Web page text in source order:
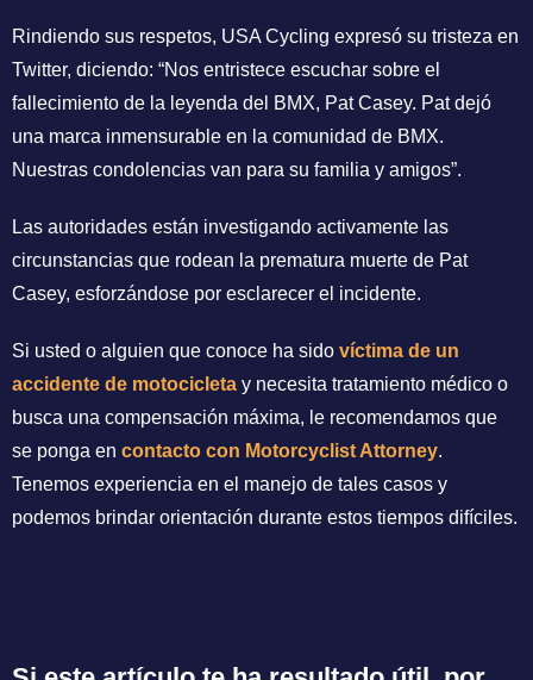
Rindiendo sus respetos, USA Cycling expresó su tristeza en
Twitter, diciendo: “Nos entristece escuchar sobre el
fallecimiento de la leyenda del BMX, Pat Casey. Pat dejó
una marca inmensurable en la comunidad de BMX.
Nuestras condolencias van para su familia y amigos”.
Las autoridades están investigando activamente las
circunstancias que rodean la prematura muerte de Pat
Casey, esforzándose por esclarecer el incidente.
Si usted o alguien que conoce ha sido víctima de un
accidente de motocicleta y necesita tratamiento médico o
busca una compensación máxima, le recomendamos que
se ponga en contacto con Motorcyclist Attorney.
Tenemos experiencia en el manejo de tales casos y
podemos brindar orientación durante estos tiempos difíciles.